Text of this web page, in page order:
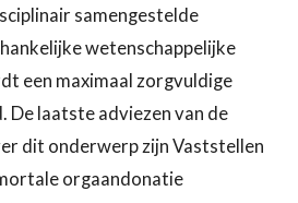
samengestelde
wetenschappelijke
een maximaal zorgvuldige
De laatste adviezen van de
dit onderwerp zijn Vaststellen
orgaandonatie